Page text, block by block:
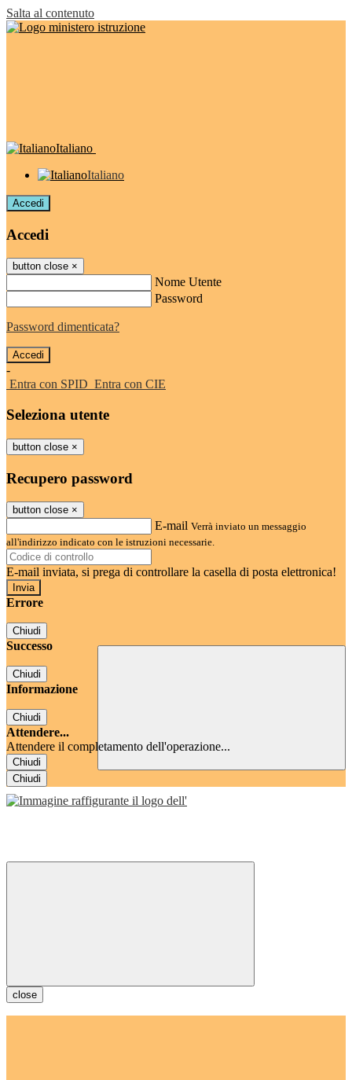
Salta al contenuto
Italiano
Italiano
Accedi
Accedi
button close ×
Nome Utente
Password
Password dimenticata?
-
Entra con SPID Entra con CIE
Seleziona utente
button close ×
Recupero password
button close ×
E-mail Verrà inviato un messaggio
all'indirizzo indicato con le istruzioni necessarie.
E-mail inviata, si prega di controllare la casella di posta elettronica!
Errore
Chiudi
Successo
Chiudi
Informazione
Chiudi
Attendere...
Attendere il completamento dell'operazione...
Chiudi
Chiudi
close